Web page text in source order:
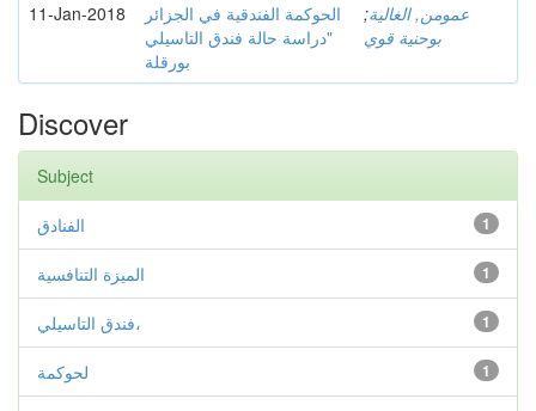
11-Jan-2018
الحوكمة الفندقية في الجزائر
"دراسة حالة فندق التاسيلي
بورقلة
عمومن, الغالية;
بوحنية قوي
Discover
Subject
1 الفنادق
1 الميزة التنافسية
1 فندق التاسيلي،
1 لحوكمة